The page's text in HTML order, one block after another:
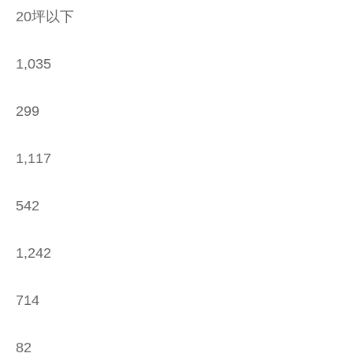
20坪以下
1,035
299
1,117
542
1,242
714
82